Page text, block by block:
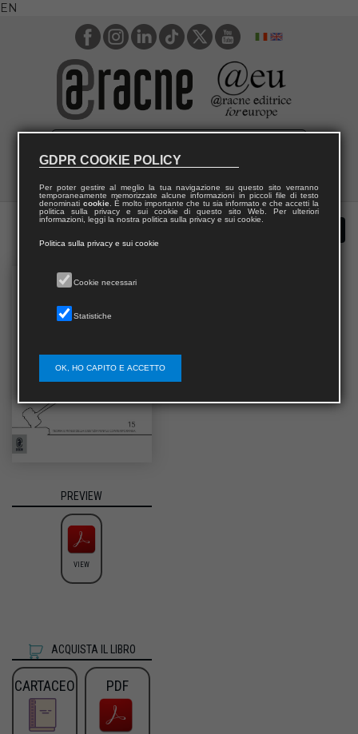
EN
PREVIEW
VIEW
ACQUISTA IL LIBRO
CARTACEO PDF
GDPR COOKIE POLICY
Per poter gestire al meglio la tua navigazione su questo sito verranno
temporaneamente memorizzate alcune informazioni in piccoli file di testo
denominati cookie. È molto importante che tu sia informato e che accetti la
politica sulla privacy e sui cookie di questo sito Web. Per ulteriori
informazioni, leggi la nostra politica sulla privacy e sui cookie.
Politica sulla privacy e sui cookie
Cookie necessari
Statistiche
OK, HO CAPITO E ACCETTO